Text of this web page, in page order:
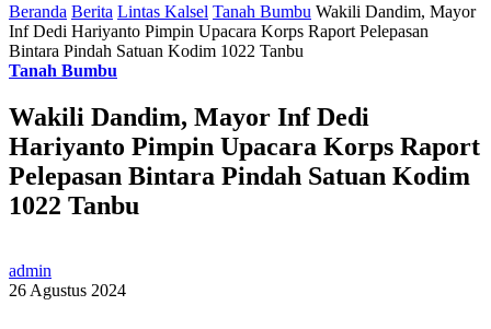
Beranda Berita Lintas Kalsel Tanah Bumbu Wakili Dandim, Mayor
Inf Dedi Hariyanto Pimpin Upacara Korps Raport Pelepasan
Bintara Pindah Satuan Kodim 1022 Tanbu
Tanah Bumbu
Wakili Dandim, Mayor Inf Dedi
Hariyanto Pimpin Upacara Korps Raport
Pelepasan Bintara Pindah Satuan Kodim
1022 Tanbu
admin
26 Agustus 2024